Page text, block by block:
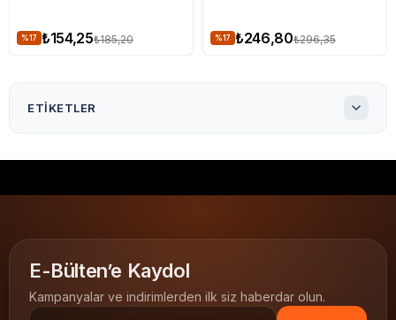
%17 ₺154,25₺185,20 %17 ₺246,80₺296,35
ETIKETLER
30x200 Japon Akmaz Hafif Yıkama Talimatı
dokuma yıkama etiketi
Hafif Yıkama Japon Akmazlar
30x200
E-Bülten’e Kaydol
Kampanyalar ve indirimlerden ilk siz haberdar olun.